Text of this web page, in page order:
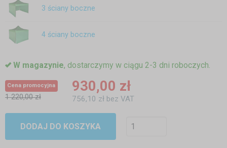
3 ściany boczne
4 ściany boczne
W magazynie, dostarczymy w ciągu 2-3 dni roboczych.
Cena promocyjna
1 220,00 zł
930,00 zł
756,10 zł bez VAT
DODAJ DO KOSZYKA